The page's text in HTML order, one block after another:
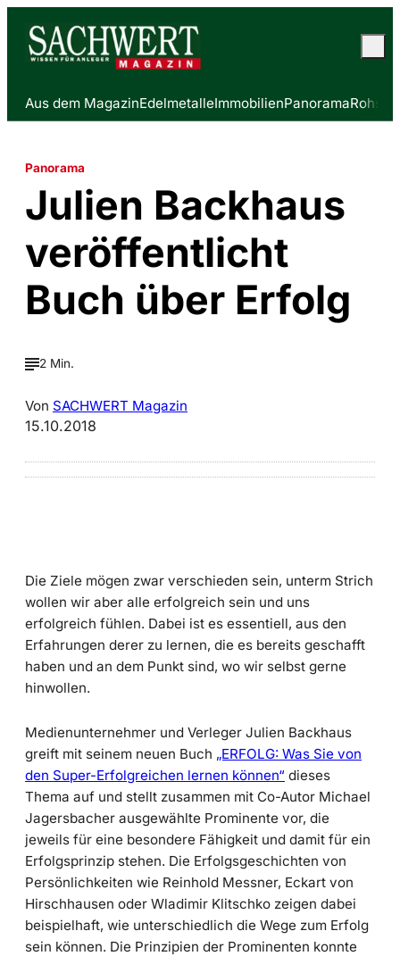
Aus dem MagazinEdelmetalleImmobilienPanorama
Panorama
Julien Backhaus
veröffentlicht
Buch über Erfolg
2 Min.
Von SACHWERT Magazin
15.10.2018
Die Ziele mögen zwar verschieden sein, unterm Strich
wollen wir aber alle erfolgreich sein und uns
erfolgreich fühlen. Dabei ist es essentiell, aus den
Erfahrungen derer zu lernen, die es bereits geschafft
haben und an dem Punkt sind, wo wir selbst gerne
hinwollen.
Medienunternehmer und Verleger Julien Backhaus
greift mit seinem neuen Buch „ERFOLG: Was Sie von
den Super-Erfolgreichen lernen können“ dieses
Thema auf und stellt zusammen mit Co-Autor Michael
Jagersbacher ausgewählte Prominente vor, die
jeweils für eine besondere Fähigkeit und damit für ein
Erfolgsprinzip stehen. Die Erfolgsgeschichten von
Persönlichkeiten wie Reinhold Messner, Eckart von
Hirschhausen oder Wladimir Klitschko zeigen dabei
beispielhaft, wie unterschiedlich die Wege zum Erfolg
sein können. Die Prinzipien der Prominenten konnte